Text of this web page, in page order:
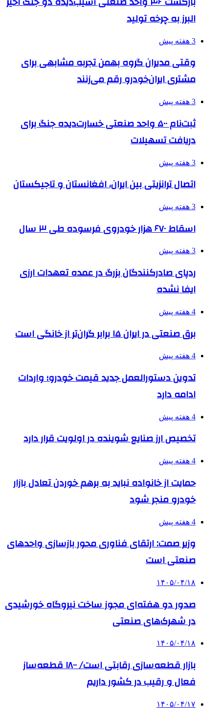
البرز به چرخه تولید
3 هفته پیش
وقتی مدیران گروه بهمن تجربه مشابهی برای
مشتری ایران‌خودرو رقم می‌زنند
3 هفته پیش
ثبت‌نام ۵۰۰ واحد صنعتی خسارت‌دیده جنگ برای
دریافت تسهیلات
3 هفته پیش
اتصال ترانزیتی بین ایران، افغانستان و تاجیکستان
3 هفته پیش
اسقاط ۶۷۰ هزار خودروی فرسوده طی ۳ سال
3 هفته پیش
ردپای صادرکنندگان بزرگ در عمده تعهدات ارزی
ایفا نشده
4 هفته پیش
برق صنعتی در ایران ۱۵ برابر گران‌تر از خانگی است
4 هفته پیش
تدوین دستورالعمل جدید قیمت خودرو؛ واردات
ادامه دارد
4 هفته پیش
تخصیص ارز صنایع شوینده در اولویت قرار دارد
4 هفته پیش
حمایت از خانواده نباید به برهم خوردن تعادل بازار
خودرو منجر شود
4 هفته پیش
وزیر صمت: ارتقای فناوری محور بازسازی واحدهای
صنعتی است
۱۴۰۵/۰۴/۱۸
صدور دو هفته‌ای مجوز ساخت نیروگاه خورشیدی
در شهرک‌های صنعتی
۱۴۰۵/۰۴/۱۸
بازار قطعه‌سازی رقابتی است/ ۱۸۰۰ قطعه‌ساز
فعال و رقیب در کشور داریم
۱۴۰۵/۰۴/۱۷